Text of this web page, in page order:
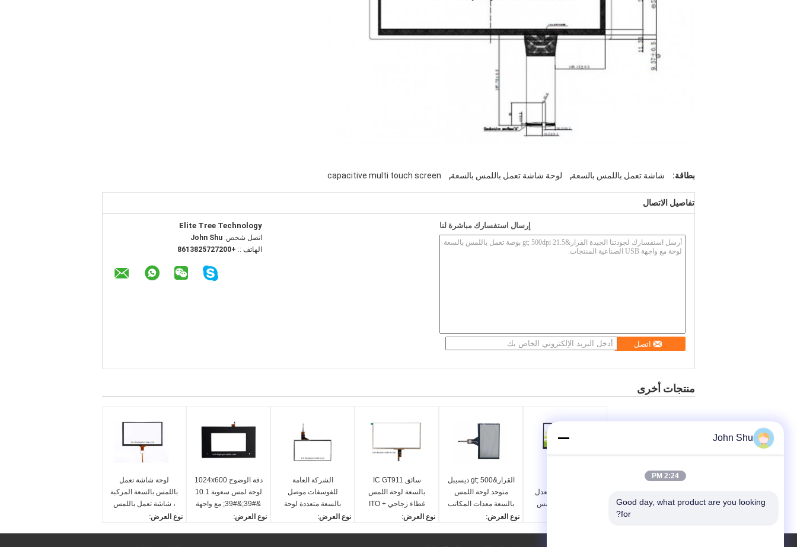
بطاقة: شاشة تعمل باللمس بالسعة, لوحة شاشة تعمل باللمس بالسعة,
capacitive multi touch screen
تفاصيل الاتصال
Elite Tree Technology
اتصل شخص: John Shu
الهاتف :: +8613825727200
إرسال استفسارك مباشرة لنا
اتصل
منتجات أخرى
لوحة شاشة تعمل
باللمس بالسعة المركبة
، شاشة تعمل باللمس
بالسعة 9.0 بوصة
نوع العرض:
دقة الوضوح 1024x600
لوحة لمس سعوية 10.1
&#39;&#39; مع واجهة
USB / IICنوع العرض:
الشركة العامة
للفوسفات موصل
بالسعة متعددة لوحة
نوع العرض:
سائق IC GT911
بالسعة لوحة اللمس
غطاء زجاجي + ITO
هيكل FPC موصل
نوع العرض:
القرار&gt; 500 ديسيبل
متوحد لوحة اللمس
بالسعة معدات المكاتب
ISO14001 المعتمدة
نوع العرض:
Tansmittance معدل
بالسعة لوحة اللمس
John Shu
2:24 PM
Good day, what product are you looking
for?